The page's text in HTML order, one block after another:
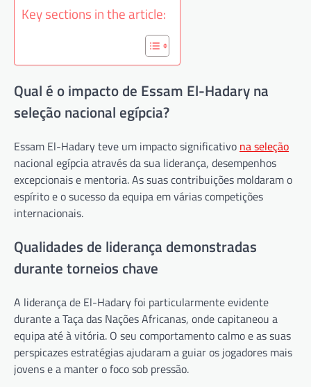
Key sections in the article:
Qual é o impacto de Essam El-Hadary na
seleção nacional egípcia?
Essam El-Hadary teve um impacto significativo na seleção
nacional egípcia através da sua liderança, desempenhos
excepcionais e mentoria. As suas contribuições moldaram o
espírito e o sucesso da equipa em várias competições
internacionais.
Qualidades de liderança demonstradas
durante torneios chave
A liderança de El-Hadary foi particularmente evidente
durante a Taça das Nações Africanas, onde capitaneou a
equipa até à vitória. O seu comportamento calmo e as suas
perspicazes estratégias ajudaram a guiar os jogadores mais
jovens e a manter o foco sob pressão.